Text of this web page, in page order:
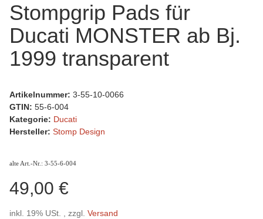
Stompgrip Pads für
Ducati MONSTER ab Bj.
1999 transparent
Artikelnummer: 3-55-10-0066
GTIN: 55-6-004
Kategorie: Ducati
Hersteller: Stomp Design
alte Art.-Nr.: 3-55-6-004
49,00 €
inkl. 19% USt. , zzgl. Versand